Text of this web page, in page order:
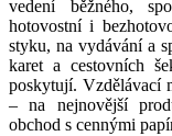
vedení běžného,
hotovostní i
styku, na vydávání a
karet a cestovních
poskytují. Vzdělávací
– na nejnovější
obchod s cennými